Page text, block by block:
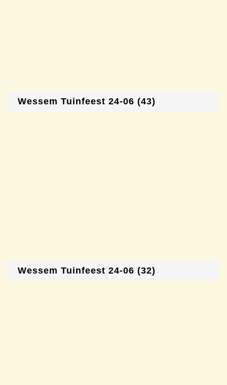
Wessem Tuinfeest 24-06 (43)
Wessem Tuinfeest 24-06 (32)